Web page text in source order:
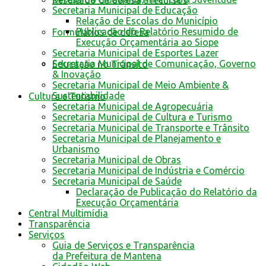
Formulários de defesa
Educação no Trânsito
Cultura e Turismo
Secretaria Municipal de Educação
Relação de Escolas do Município
Publicação do Relatório Resumido de
Execução Orçamentária ao Siope
Secretaria Municipal de Esportes Lazer
Secretaria Municipal de Comunicação, Governo
& Inovação
Secretaria Municipal de Meio Ambiente &
Sustentabilidade
Secretaria Municipal de Agropecuária
Secretaria Municipal de Cultura e Turismo
Secretaria Municipal de Transporte e Trânsito
Secretaria Municipal de Planejamento e
Urbanismo
Secretaria Municipal de Obras
Secretaria Municipal de Indústria e Comércio
Secretaria Municipal de Saúde
Declaração de Publicação do Relatório da
Execução Orçamentária
Central Multimídia
Transparência
Serviços
Guia de Serviços e Transparência
da Prefeitura de Mantena